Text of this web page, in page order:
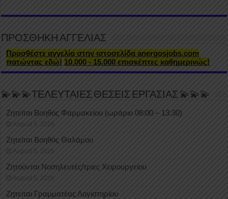
ΠΡΟΣΘΗΚΗ ΑΓΓΕΛΙΑΣ
Προσθέστε αγγελία στην ιστοσελίδα anergosjobs.com
πατώντας εδώ! 10.000 - 15.000 επισκέπτες καθημερινώς!
💫💫💫ΤΕΛΕΥΤΑΙΕΣ ΘΕΣΕΙΣ ΕΡΓΑΣΙΑΣ 💫💫💫
Ζητείται Βοηθός Φαρμακείου (ωράριο 08:00 – 13:30)
August 5, 2026
Ζητείται Βοηθός Θαλάμου
August 5, 2026
Ζητούνται Νοσηλευτές/τριες Χειρουργείου
August 5, 2026
Ζητείται Γραμματέας Λογιστηρίου